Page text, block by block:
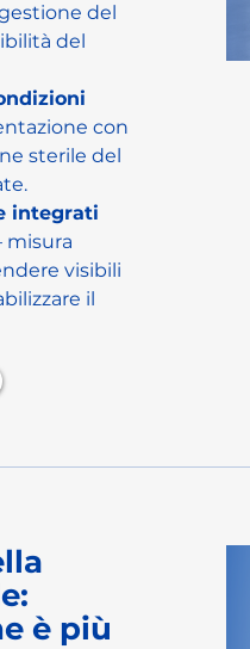
del
del
con
sterile del
integrati
misura
visibili
il
è più